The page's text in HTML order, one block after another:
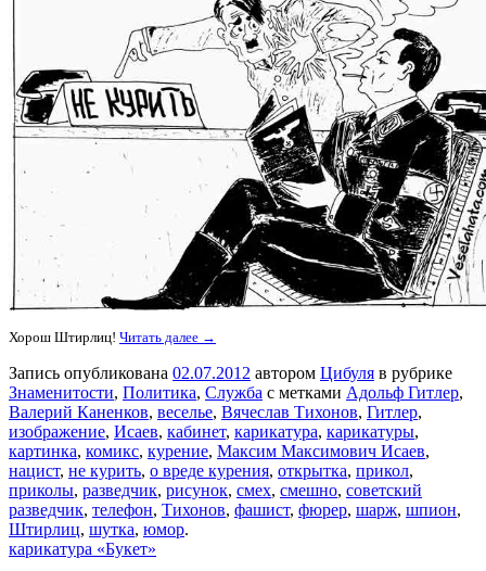
Хорош Штирлиц! Читать далее →
Запись опубликована 02.07.2012 автором Цибуля в рубрике
Знаменитости, Политика, Служба с метками Адольф Гитлер,
Валерий Каненков, веселье, Вячеслав Тихонов, Гитлер,
изображение, Исаев, кабинет, карикатура, карикатуры,
картинка, комикс, курение, Максим Максимович Исаев,
нацист, не курить, о вреде курения, открытка, прикол,
приколы, разведчик, рисунок, смех, смешно, советский
разведчик, телефон, Тихонов, фашист, фюрер, шарж, шпион,
Штирлиц, шутка, юмор.
карикатура «Букет»